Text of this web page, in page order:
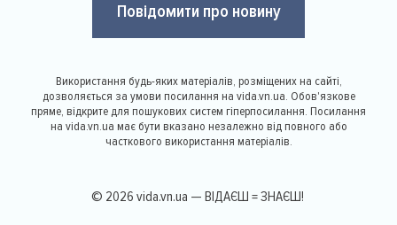
Повідомити про новину
Використання будь-яких матеріалів, розміщених на сайті,
дозволяється за умови посилання на vida.vn.ua. Обов'язкове
пряме, відкрите для пошукових систем гіперпосилання. Посилання
на vida.vn.ua має бути вказано незалежно від повного або
часткового використання матеріалів.
© 2026 vida.vn.ua — ВІДАЄШ = ЗНАЄШ!